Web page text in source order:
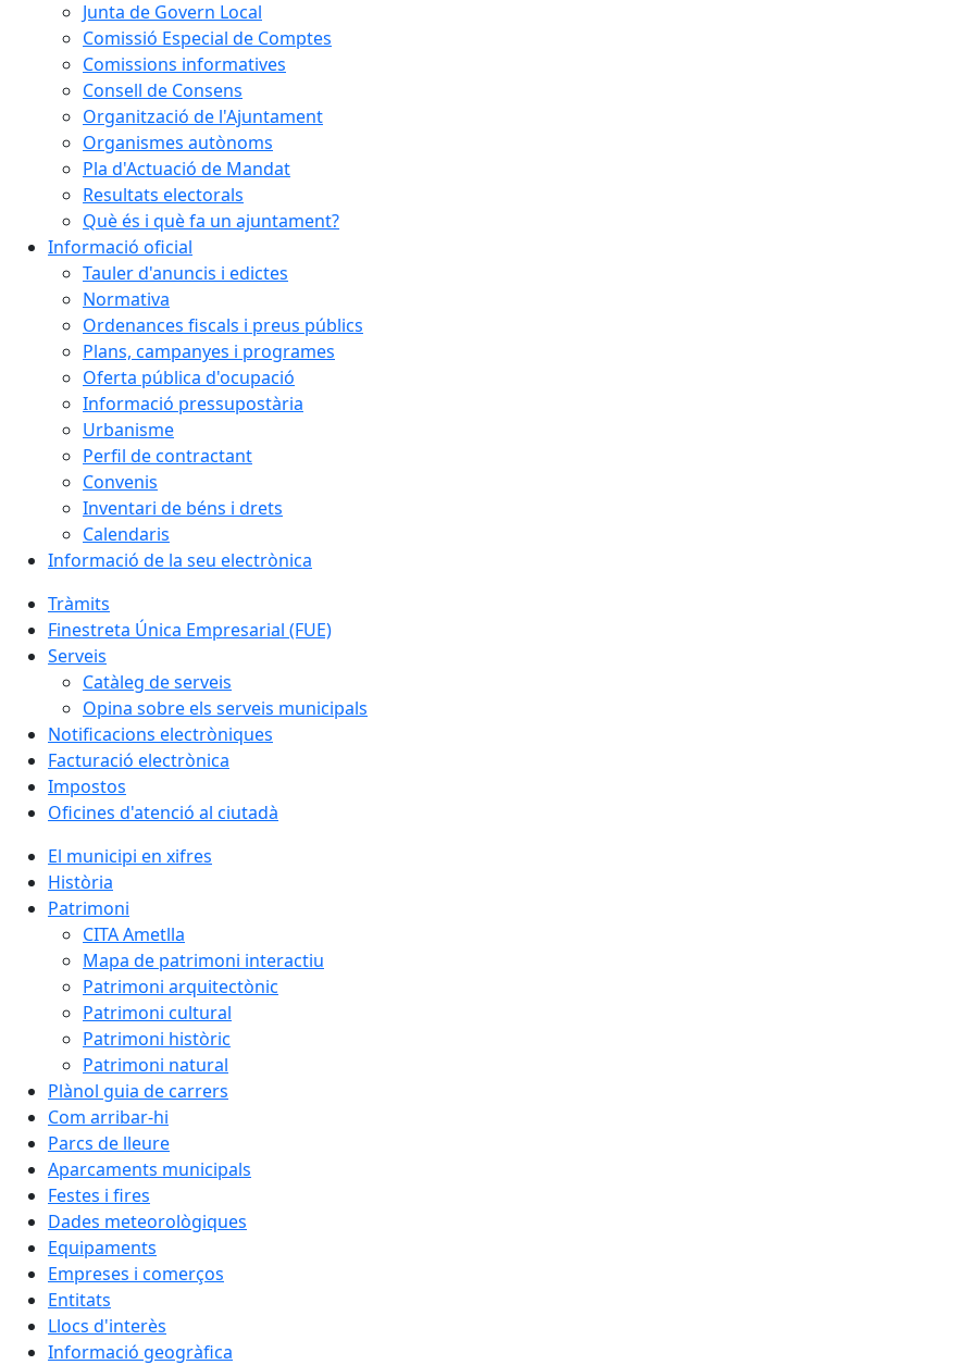
Junta de Govern Local
Comissió Especial de Comptes
Comissions informatives
Consell de Consens
Organització de l'Ajuntament
Organismes autònoms
Pla d'Actuació de Mandat
Resultats electorals
Què és i què fa un ajuntament?
Informació oficial
Tauler d'anuncis i edictes
Normativa
Ordenances fiscals i preus públics
Plans, campanyes i programes
Oferta pública d'ocupació
Informació pressupostària
Urbanisme
Perfil de contractant
Convenis
Inventari de béns i drets
Calendaris
Informació de la seu electrònica
Tràmits
Finestreta Única Empresarial (FUE)
Serveis
Catàleg de serveis
Opina sobre els serveis municipals
Notificacions electròniques
Facturació electrònica
Impostos
Oficines d'atenció al ciutadà
El municipi en xifres
Història
Patrimoni
CITA Ametlla
Mapa de patrimoni interactiu
Patrimoni arquitectònic
Patrimoni cultural
Patrimoni històric
Patrimoni natural
Plànol guia de carrers
Com arribar-hi
Parcs de lleure
Aparcaments municipals
Festes i fires
Dades meteorològiques
Equipaments
Empreses i comerços
Entitats
Llocs d'interès
Informació geogràfica